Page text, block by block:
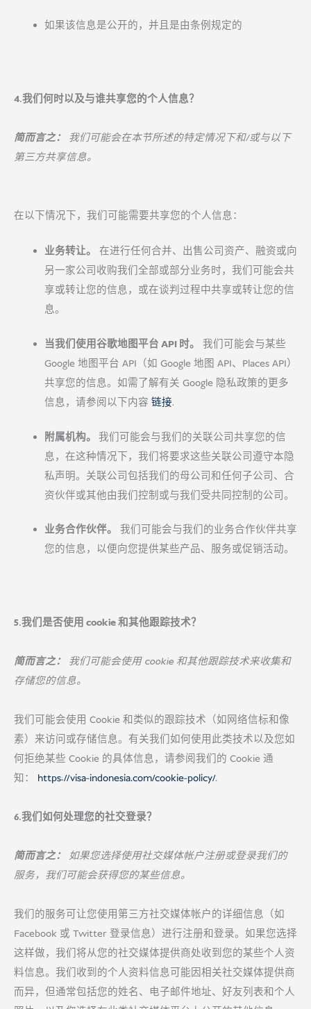
如果该信息是公开的，并且是由条例规定的
4.我们何时以及与谁共享您的个人信息？
简而言之： 我们可能会在本节所述的特定情况下和/或与以下
第三方共享信息。
在以下情况下，我们可能需要共享您的个人信息：
业务转让。
在进行任何合并、出售公司资产、融资或向
另一家公司收购我们全部或部分业务时，我们可能会共
享或转让您的信息，或在谈判过程中共享或转让您的信
息。
当我们使用谷歌地图平台 API 时。
我们可能会与某些
Google 地图平台 API（如 Google 地图 API、Places API）
共享您的信息。如需了解有关 Google 隐私政策的更多
信息，请参阅以下内容 链接.
附属机构。 我们可能会与我们的关联公司共享您的信
息，在这种情况下，我们将要求这些关联公司遵守本隐
私声明。关联公司包括我们的母公司和任何子公司、合
资伙伴或其他由我们控制或与我们受共同控制的公司。
业务合作伙伴。
我们可能会与我们的业务合作伙伴共享
您的信息，以便向您提供某些产品、服务或促销活动。
5.我们是否使用 cookie 和其他跟踪技术？
简而言之： 我们可能会使用 cookie 和其他跟踪技术来收集和
存储您的信息。
我们可能会使用 Cookie 和类似的跟踪技术（如网络信标和像
素）来访问或存储信息。有关我们如何使用此类技术以及您如
何拒绝某些 Cookie 的具体信息，请参阅我们的 Cookie 通
知： https://visa-indonesia.com/cookie-policy/.
6.我们如何处理您的社交登录？
简而言之： 如果您选择使用社交媒体帐户注册或登录我们的
服务，我们可能会获得您的某些信息。
我们的服务可让您使用第三方社交媒体帐户的详细信息（如
Facebook 或 Twitter 登录信息）进行注册和登录。如果您选择
这样做，我们将从您的社交媒体提供商处收到您的某些个人资
料信息。我们收到的个人资料信息可能因相关社交媒体提供商
而异，但通常包括您的姓名、电子邮件地址、好友列表和个人